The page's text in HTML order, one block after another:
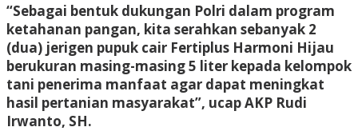
“Sebagai bentuk dukungan Polri dalam program
ketahanan pangan, kita serahkan sebanyak 2
(dua) jerigen pupuk cair Fertiplus Harmoni Hijau
berukuran masing-masing 5 liter kepada kelompok
tani penerima manfaat agar dapat meningkat
hasil pertanian masyarakat”, ucap AKP Rudi
Irwanto, SH.